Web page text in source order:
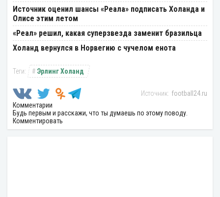
Источник оценил шансы «Реала» подписать Холанда и
Олисе этим летом
«Реал» решил, какая суперзвезда заменит бразильца
Холанд вернулся в Норвегию с чучелом енота
Эрлинг Холанд
football24.ru
Комментарии
Будь первым и расскажи, что ты думаешь по этому поводу.
Комментировать